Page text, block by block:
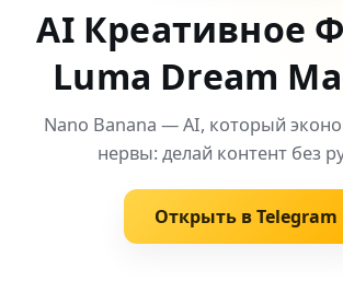
AI Креативное
Luma Dream
Nano Banana — AI, который
нервы: делай контент без
Открыть в Telegram